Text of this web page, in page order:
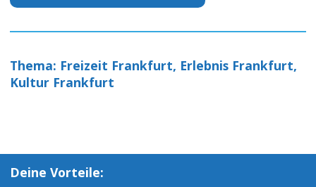
Thema: Freizeit Frankfurt, Erlebnis Frankfurt,
Kultur Frankfurt
Deine Vorteile: